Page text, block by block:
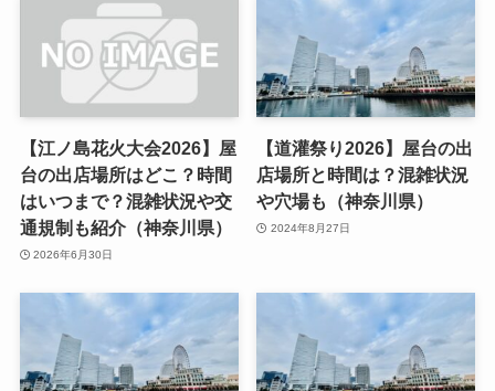
【江ノ島花火大会2026】屋
台の出店場所はどこ？時間
はいつまで？混雑状況や交
通規制も紹介（神奈川県）
2026年6月30日
【道灌祭り2026】屋台の出
店場所と時間は？混雑状況
や穴場も（神奈川県）
2024年8月27日